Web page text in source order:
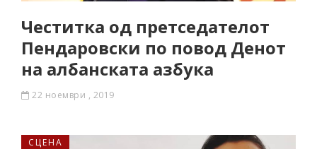
Честитка од претседателот
Пендаровски по повод Денот
на албанската азбука
22 ноември , 2019
СЦЕНА